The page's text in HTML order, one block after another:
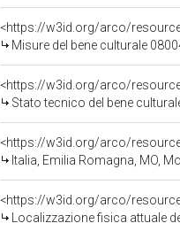
<https://w3id.org/arco/
Misure del bene culturale
<https://w3id.org/arco/
Stato tecnico del bene
<https://w3id.org/arco/
Italia, Emilia Romagna, MO,
<https://w3id.org/arco/
Localizzazione fisica attuale